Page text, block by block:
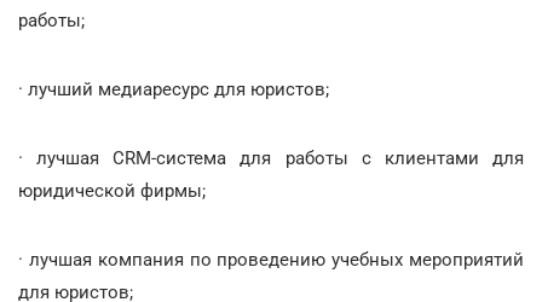
работы;
· лучший медиаресурс для юристов;
· лучшая CRM-система для работы с клиентами для
юридической фирмы;
· лучшая компания по проведению учебных мероприятий
для юристов;